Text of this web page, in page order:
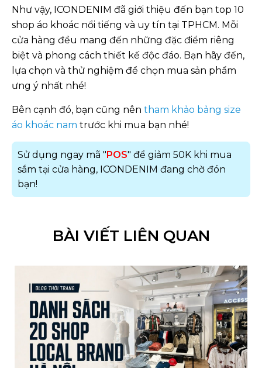
Như vậy, ICONDENIM đã giới thiệu đến bạn top 10
shop áo khoác nổi tiếng và uy tín tại TPHCM. Mỗi
cửa hàng đều mang đến những đặc điểm riêng
biệt và phong cách thiết kế độc đáo. Bạn hãy đến,
lựa chọn và thử nghiệm để chọn mua sản phẩm
ưng ý nhất nhé!
Bên cạnh đó, bạn cũng nên tham khảo bảng size
áo khoác nam trước khi mua bạn nhé!
Sử dụng ngay mã "POS" để giảm 50K khi mua
sắm tại cửa hàng, ICONDENIM đang chờ đón
bạn!
BÀI VIẾT LIÊN QUAN